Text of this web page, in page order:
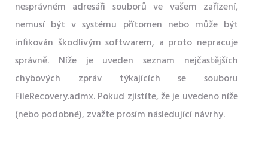
nesprávném adresáři souborů ve vašem zařízení,
nemusí být v systému přítomen nebo může být
infikován škodlivým softwarem, a proto nepracuje
správně. Níže je uveden seznam nejčastějších
chybových zpráv týkajících se souboru
FileRecovery.admx. Pokud zjistíte, že je uvedeno níže
(nebo podobné), zvažte prosím následující návrhy.